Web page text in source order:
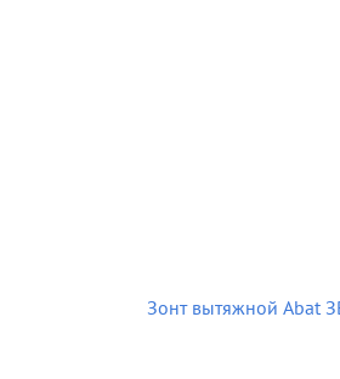
Зонт вытяжной Abat